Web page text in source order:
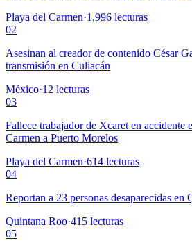
Playa del Carmen·1,996 lecturas
02
Asesinan al creador de contenido César
transmisión en Culiacán
México·12 lecturas
03
Fallece trabajador de Xcaret en accidente
Carmen a Puerto Morelos
Playa del Carmen·614 lecturas
04
Reportan a 23 personas desaparecidas en
Quintana Roo·415 lecturas
05